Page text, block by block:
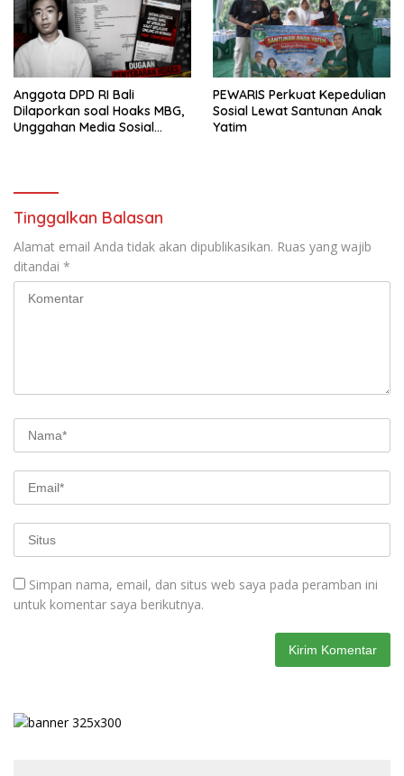
Anggota DPD RI Bali
Dilaporkan soal Hoaks MBG,
Unggahan Media Sosial
PEWARIS Perkuat Kepedulian
Sosial Lewat Santunan Anak
Yatim
Tinggalkan Balasan
Alamat email Anda tidak akan dipublikasikan. Ruas yang wajib
ditandai *
Simpan nama, email, dan situs web saya pada peramban ini
untuk komentar saya berikutnya.